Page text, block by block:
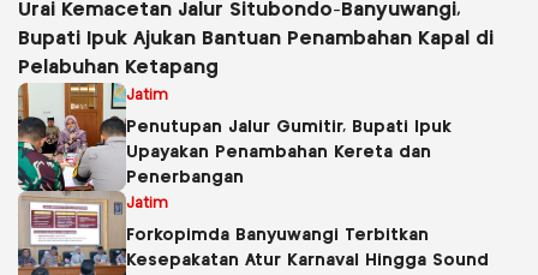
Urai Kemacetan Jalur Situbondo-Banyuwangi,
Bupati Ipuk Ajukan Bantuan Penambahan Kapal di
Pelabuhan Ketapang
Jatim
Penutupan Jalur Gumitir, Bupati Ipuk
Upayakan Penambahan Kereta dan
Penerbangan
Jatim
Forkopimda Banyuwangi Terbitkan
Kesepakatan Atur Karnaval Hingga Sound